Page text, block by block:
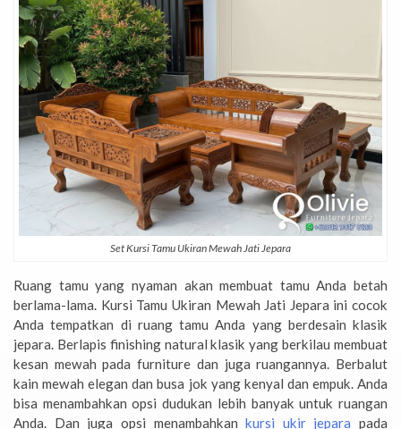
Set Kursi Tamu Ukiran Mewah Jati Jepara
Ruang tamu yang nyaman akan membuat tamu Anda betah
berlama-lama. Kursi Tamu Ukiran Mewah Jati Jepara ini cocok
Anda tempatkan di ruang tamu Anda yang berdesain klasik
jepara. Berlapis finishing natural klasik yang berkilau membuat
kesan mewah pada furniture dan juga ruangannya. Berbalut
kain mewah elegan dan busa jok yang kenyal dan empuk. Anda
bisa menambahkan opsi dudukan lebih banyak untuk ruangan
Anda. Dan juga opsi menambahkankursi ukir jepara pada